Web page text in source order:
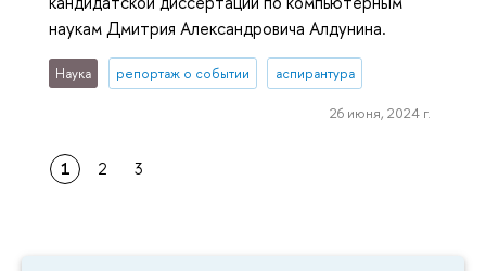
наукам Дмитрия Александровича Алдунина.
Наука репортаж о событии аспирантура
26 июня, 2024 г.
1 2 3